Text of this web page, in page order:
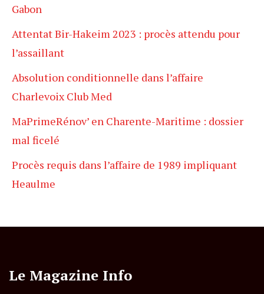
Gabon
Attentat Bir-Hakeim 2023 : procès attendu pour
l’assaillant
Absolution conditionnelle dans l’affaire
Charlevoix Club Med
MaPrimeRénov’ en Charente-Maritime : dossier
mal ficelé
Procès requis dans l’affaire de 1989 impliquant
Heaulme
Le Magazine Info